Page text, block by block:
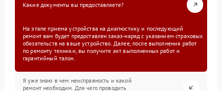
Какие документы вы предоставляете?
На этапе приема устройства на диагностику и последующий
ремонт вам будет предоставлен заказ-наряд с указанием страховых
обязательств на ваше устройство. Далее, после выполнения работ
по ремонту техники, вы получите акт выполненных работ и
гарантийный талон.
Я уже знаю в чем неисправность и какой
ремонт необходим. Для чего проводить